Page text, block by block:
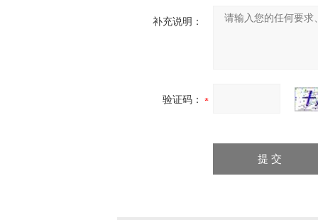
补充说明：
验证码：